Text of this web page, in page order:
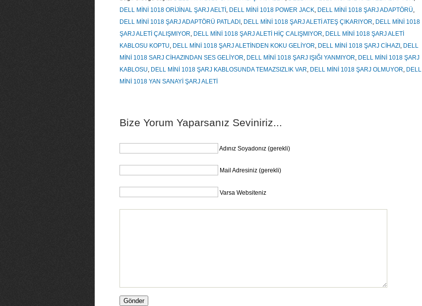
DELL MİNİ 1018 ORİJİNAL ŞARJ AELTİ , DELL MİNİ 1018 POWER JACK, DELL MİNİ 1018 ŞARJ ADAPTÖRÜ,
DELL MİNİ 1018 ŞARJ ADAPTÖRÜ PATLADI , DELL MİNİ 1018 ŞARJ ALETİ ATEŞ ÇIKARIYOR, DELL MİNİ 1018
ŞARJ ALETİ ÇALIŞMIYOR, DELL MİNİ 1018 ŞARJ ALETİ HİÇ CALIŞMIYOR, DELL MİNİ 1018 ŞARJ ALETİ
KABLOSU KOPTU, DELL MİNİ 1018 ŞARJ ALETİNDEN KOKU GELİYOR, DELL MİNİ 1018 ŞARJ CİHAZI , DELL
MİNİ 1018 SARJ CİHAZINDAN SES GELİYOR, DELL MİNİ 1018 ŞARJ IŞIĞI YANMIYOR, DELL MİNİ 1018 ŞARJ
KABLOSU, DELL MİNİ 1018 ŞARJ KABLOSUNDA TEMAZSIZLIK VAR, DELL MİNİ 1018 ŞARJ OLMUYOR, DELL
MİNİ 1018 YAN SANAYİ ŞARJ ALETİ
Bize Yorum Yaparsanız Seviniriz...
Adınız Soyadonız (gerekli)
Mail Adresiniz (gerekli)
Varsa Websiteniz